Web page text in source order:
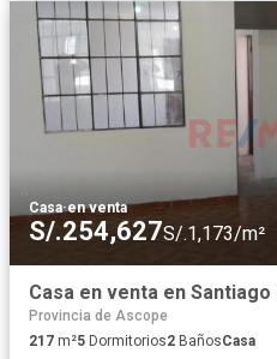
Casa·en venta
S/.254,627S/.1,173/m²
Casa en venta en Santiago
Provincia de Ascope
217 m²5 Dormitorios2 BañosCasa